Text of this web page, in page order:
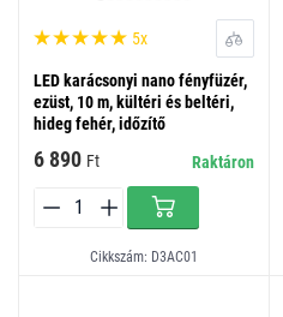
5x
LED karácsonyi nano fényfüzér,
ezüst, 10 m, kültéri és beltéri,
hideg fehér, időzítő
6 890 Ft Raktáron
Cikkszám: D3AC01